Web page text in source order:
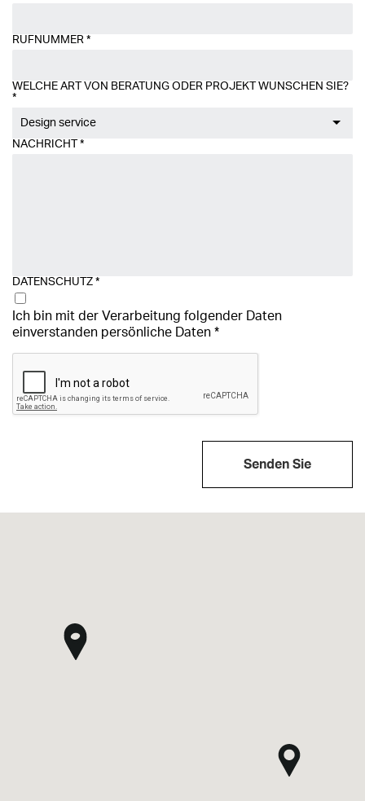
RUFNUMMER *
WELCHE ART VON BERATUNG ODER PROJEKT WÜNSCHEN SIE?
*
Design service
NACHRICHT *
DATENSCHUTZ *
Ich bin mit der Verarbeitung folgender Daten
einverstanden persönliche Daten *
Senden Sie